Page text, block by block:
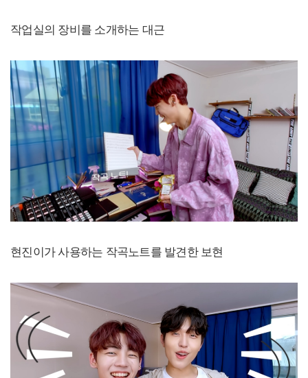
작업실의 장비를 소개하는 대근
현진이가 사용하는 작곡노트를 발견한 보현